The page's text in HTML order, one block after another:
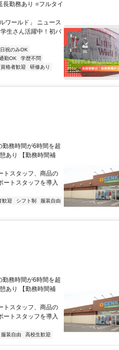
勤務あり ⭐フルタイ
ワールド」 ニュース
生さん活躍中！初バ
祝のみOK
勤OK
学歴不問
格者歓迎
研修あり
務時間が6時間を超
あり 【勤務時間補
トスタッフ、商品の
ートスタッフを導入
歓迎 シフト制
服装自由
務時間が6時間を超
あり 【勤務時間補
トスタッフ、商品の
ートスタッフを導入
服装自由 高校生歓迎